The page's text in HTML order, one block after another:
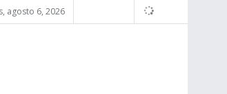
agosto 6, 2026